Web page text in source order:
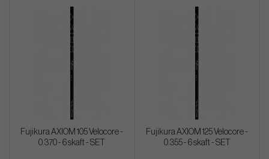
Fujikura AXIOM 105 Velocore -
0.370 - 6 skaft - SET
Fujikura AXIOM 125 Velocore -
0.355 - 6 skaft - SET